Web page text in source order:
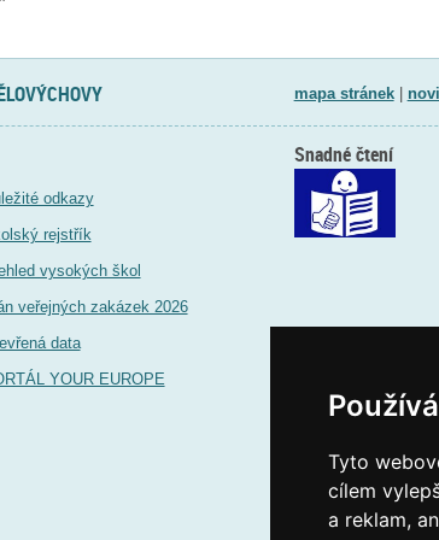
Tyto
cílem
a reklam,
mapa stránek|
odkazy
rejstřík
vysokých škol
veřejných zakázek 2026
data
YOUR EUROPE
Snadné čtení